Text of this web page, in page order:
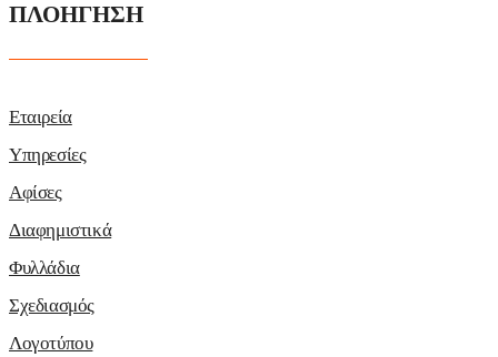
ΠΛΟΗΓΗΣΗ
Εταιρεία
Υπηρεσίες
Αφίσες
Διαφημιστικά
Φυλλάδια
Σχεδιασμός
Λογοτύπου